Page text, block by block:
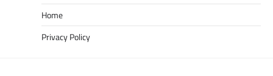
Home
Privacy Policy